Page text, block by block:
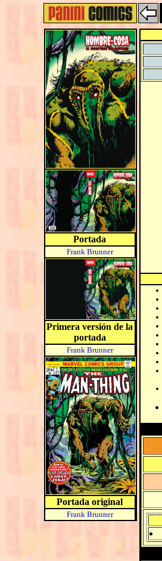
Portada
Frank Brunner
Primera versión de la
portada
Frank Brunner
Portada original
Frank Brunner